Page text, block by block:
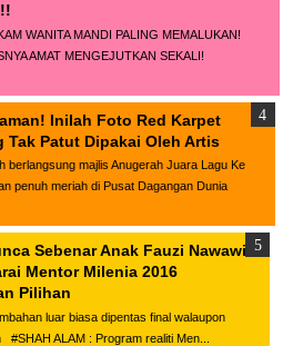
WANITA MANDI PALING MEMALUKAN!
AMAT MENGEJUTKAN SEKALI!
Inilah Foto Red Karpet
Tak Patut Dipakai Oleh Artis
berlangsung majlis Anugerah Juara Lagu Ke
penuh meriah di Pusat Dagangan Dunia
Sebenar Anak Fauzi Nawawi
Mentor Milenia 2016
Pilihan
luar biasa dipentas final walaupon
ALAM : Program realiti Men...